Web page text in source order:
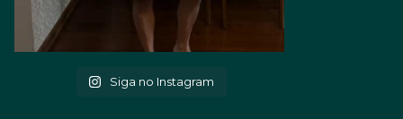
Siga no Instagram